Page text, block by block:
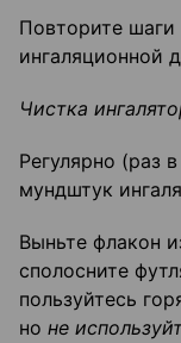
Повторите
ингаляционной
Чистка
Регулярно (раз
мундштук
Выньте флакон
сполосните
пользуйтесь
но не